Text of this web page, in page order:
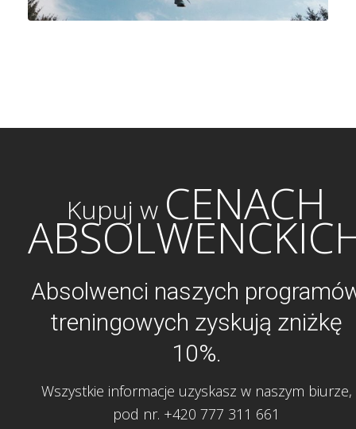
Kupuj w CENACH
Absolwenci naszych
treningowych zyskują zniżkę
10%.
Wszystkie informacje uzyskasz w naszym biurze,
pod nr. +420 777 311 661